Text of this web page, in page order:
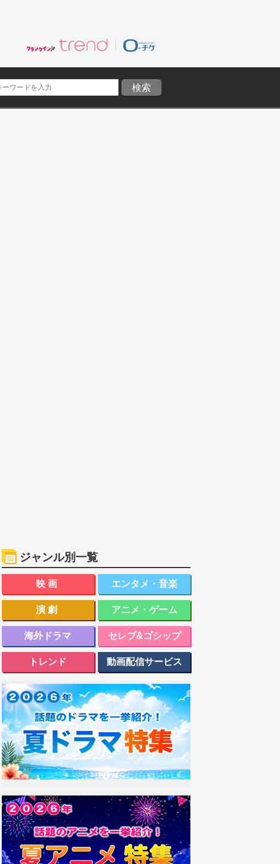
ジャンル別一覧
映画 エンタメ・音楽
演劇 アニメ・ゲーム
海外ドラマ セレブ&ゴシップ
トレンド 動画配信サービス